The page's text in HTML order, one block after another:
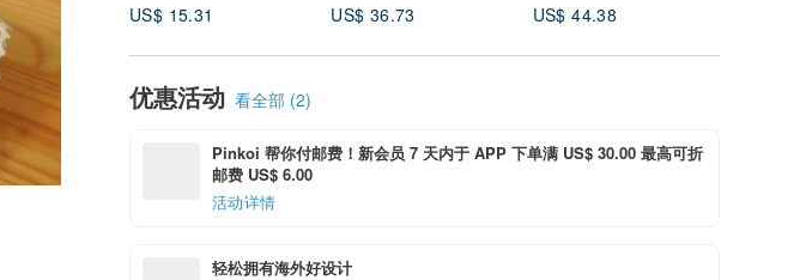
US$ 15.31
US$ 36.73
US$ 44.38
优惠活动 看全部 (2)
Pinkoi 帮你付邮费！新会员 7 天内于 APP 下单满 US$ 30.00 最高可折
邮费 US$ 6.00
活动详情
轻松拥有海外好设计